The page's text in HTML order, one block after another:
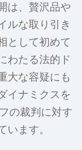
は、贅沢品や
ルな取り引き
として初めて
わたる法的ド
大な容疑にも
イナミクスを
の裁判に対す
ます。